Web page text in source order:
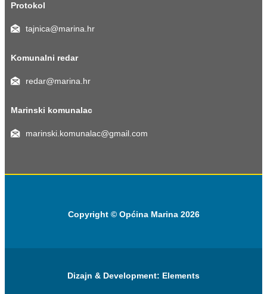
Protokol
tajnica@marina.hr
Komunalni redar
redar@marina.hr
Marinski komunalac
marinski.komunalac@gmail.com
Copyright © Općina Marina 2026
Dizajn & Development: Elements